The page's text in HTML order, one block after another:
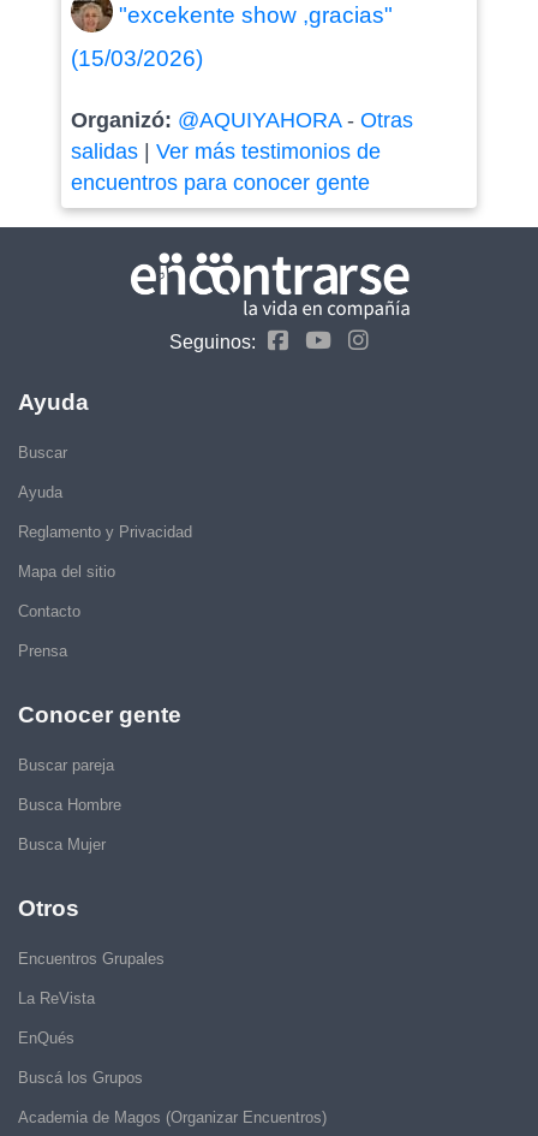
"excekente show ,gracias"
(15/03/2026)
Organizó: @AQUIYAHORA- Otras
salidas| Ver más testimonios de
encuentros para conocer gente
Seguinos:
Ayuda
Buscar
Ayuda
Reglamento y Privacidad
Mapa del sitio
Contacto
Prensa
Conocer gente
Buscar pareja
Busca Hombre
Busca Mujer
Otros
Encuentros Grupales
La ReVista
EnQués
Buscá los Grupos
Academia de Magos (Organizar Encuentros)